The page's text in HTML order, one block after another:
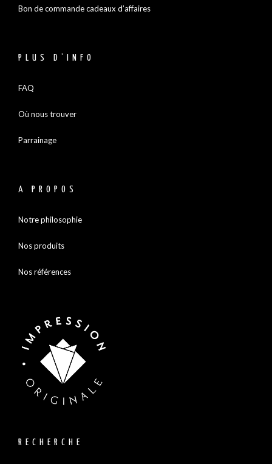
Bon de commande cadeaux d’affaires
PLUS D’INFO
FAQ
Où nous trouver
Parrainage
A PROPOS
Notre philosophie
Nos produits
Nos références
RECHERCHE